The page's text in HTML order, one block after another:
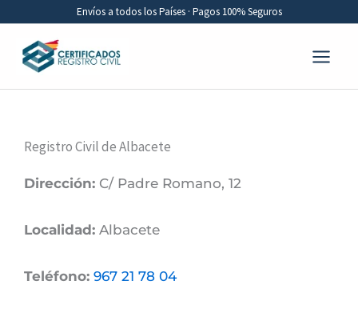
contenido
Envíos a todos los Países · Pagos 100% Seguros
Registro Civil de Albacete
Dirección: C/ Padre Romano, 12
Localidad: Albacete
Teléfono: 967 21 78 04